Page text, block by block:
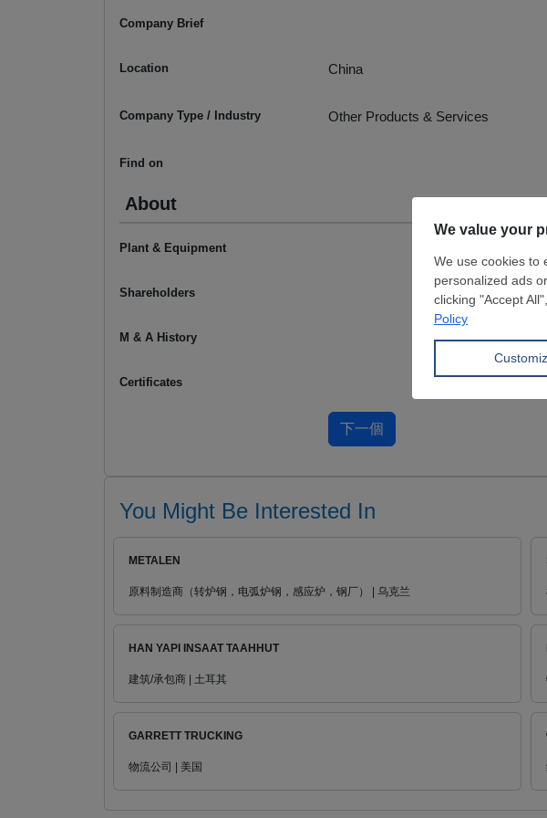
Company Brief
Location China
Company Type / Industry Other Products & Services
Find on
About
Plant & Equipment
Shareholders
M & A History
Certificates
You Might Be Interested In
METALEN
原料制造商（转炉钢，电弧炉钢，感应炉，钢厂） | 乌克兰
HAN YAPI INSAAT TAAHHUT
建筑/承包商 | 土耳其
GARRETT TRUCKING
物流公司 | 美国